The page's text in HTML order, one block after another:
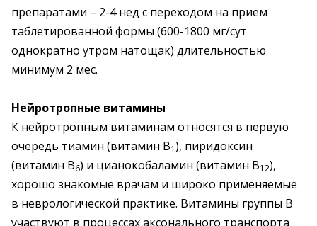
препаратами – 2-4 нед с переходом на прием
таблетированной формы (600-1800 мг/сут
однократно утром натощак) длительностью
минимум 2 мес.
Нейротропные витамины
К нейротропным витаминам относятся в первую
очередь тиамин (витамин В1), пиридоксин
(витамин В6) и цианокобаламин (витамин В12),
хорошо знакомые врачам и широко применяемые
в неврологической практике. Витамины группы В
участвуют в процессах аксонального транспорта